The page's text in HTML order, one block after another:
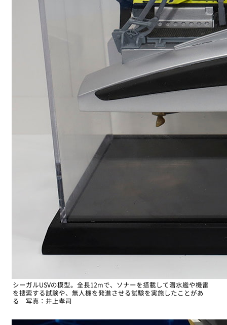
シーガルUSVの模型。全長12mで、ソナーを搭載して潜水艦や機雷
を捜索する試験や、無人機を発進させる試験を実施したことがあ
る 写真：井上孝司